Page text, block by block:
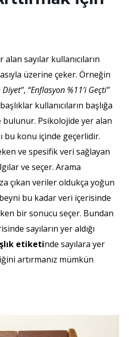
alan sayılar kullanıcıların
üzerine çeker. Örneğin
, “Enflasyon %11’i Geçti”
kullanıcıların başlığa
bulunur. Psikolojide yer alan
bu konu içinde geçerlidir.
ve spesifik veri sağlayan
ve seçer. Arama
çıkan veriler oldukça yoğun
bu kadar veri içerisinde
bir sonucu seçer. Bundan
sayıların yer aldığı
etiketinde sayılara yer
artırmanız mümkün